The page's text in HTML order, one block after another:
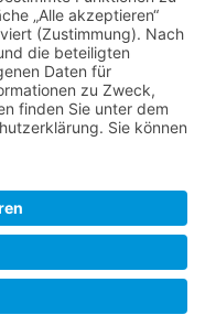
eines
einzubetten.
Ihren Aktivitäten
durch und
Service zu, um
Alle Rechte